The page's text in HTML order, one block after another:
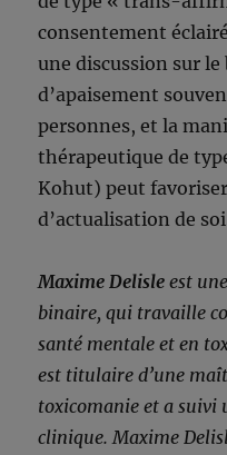
consentement
une discussion sur
d’apaisement
personnes, et la
thérapeutique de
Kohut) peut
d’actualisation de
Maxime Delisle est
binaire, qui travaille
santé mentale et en
est titulaire d’une
toxicomanie et a suivi
clinique. Maxime